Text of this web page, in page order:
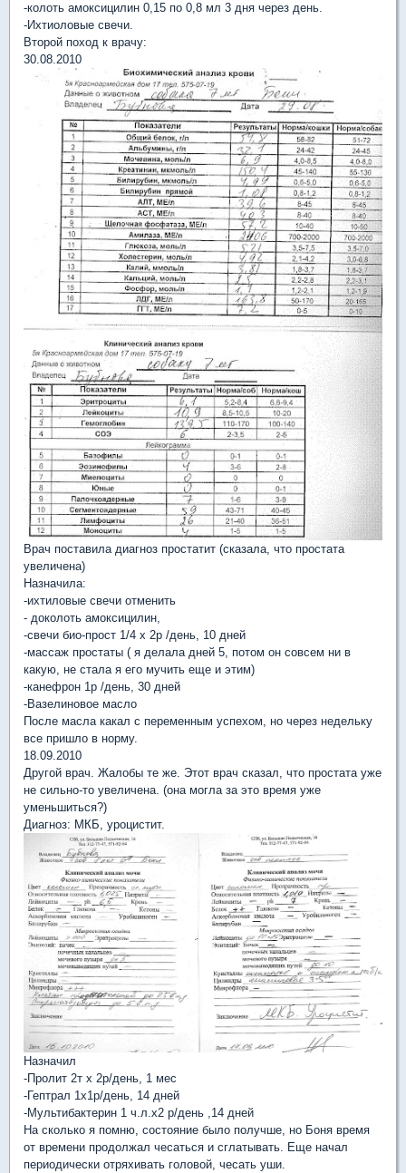
-колоть амоксицилин 0,15 по 0,8 мл 3 дня через день.
-Ихтиоловые свечи.
Второй поход к врачу:
30.08.2010
Врач поставила диагноз простатит (сказала, что простата
увеличена)
Назначила:
-ихтиловые свечи отменить
- доколоть амоксицилин,
-свечи био-прост 1/4 х 2р /день, 10 дней
-массаж простаты ( я делала дней 5, потом он совсем ни в
какую, не стала я его мучить еще и этим)
-канефрон 1р /день, 30 дней
-Вазелиновое масло
После масла какал с переменным успехом, но через недельку
все пришло в норму.
18.09.2010
Другой врач. Жалобы те же. Этот врач сказал, что простата уже
не сильно-то увеличена. (она могла за это время уже
уменьшиться?)
Диагноз: МКБ, уроцистит.
Назначил
-Пролит 2т х 2р/день, 1 мес
-Гептрал 1х1р/день, 14 дней
-Мультибактерин 1 ч.л.х2 р/день ,14 дней
На сколько я помню, состояние было получше, но Боня время
от времени продолжал чесаться и сглатывать. Еще начал
периодически отряхивать головой, чесать уши.